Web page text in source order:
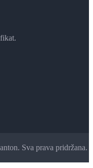
Sva prava pridržana.